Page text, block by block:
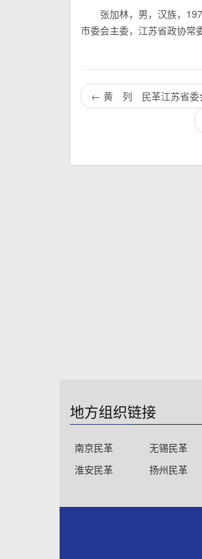
张加林，男，汉族，
市委会主委，江苏省政协常
← 黄 列 民革江苏省委
地方组织链接
南京民革 无锡民革
淮安民革
扬州民革